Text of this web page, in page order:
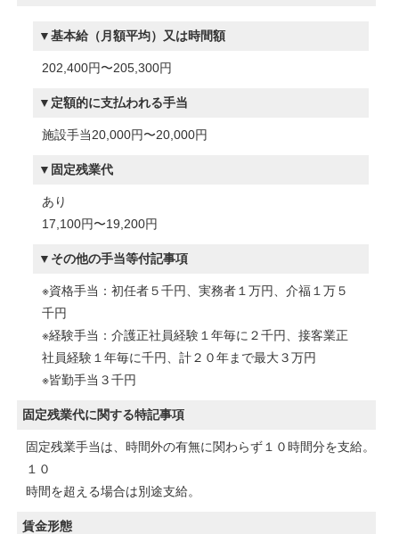
基本給（月額平均）又は時間額
202,400円〜205,300円
定額的に支払われる手当
施設手当20,000円〜20,000円
固定残業代
あり
17,100円〜19,200円
その他の手当等付記事項
※資格手当：初任者５千円、実務者１万円、介福１万５
千円
※経験手当：介護正社員経験１年毎に２千円、接客業正
社員経験１年毎に千円、計２０年まで最大３万円
※皆勤手当３千円
固定残業代に関する特記事項
固定残業手当は、時間外の有無に関わらず１０時間分を支給。
１０
時間を超える場合は別途支給。
賃金形態